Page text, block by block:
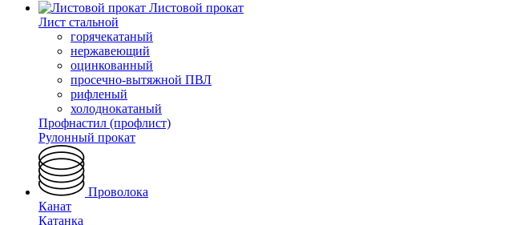
Листовой прокат
Лист стальной
горячекатаный
нержавеющий
оцинкованный
просечно-вытяжной ПВЛ
рифленый
холоднокатаный
Профнастил (профлист)
Рулонный прокат
Проволока
Канат
Катанка